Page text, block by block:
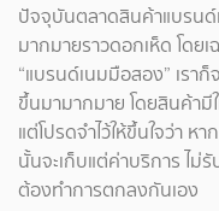
ปัจจุบันตลาดสินค้าแบรนด์
มากมายราวดอกเห็ด โดย
“แบรนด์เนมมือสอง” เรา
ขึ้นมามากมาย โดยสินค้า
แต่โปรดจำไว้ให้ขึ้นใจว่า ห
นั้นจะเก็บแต่ค่าบริการ ไ
ต้องทำการตกลงกันเอง